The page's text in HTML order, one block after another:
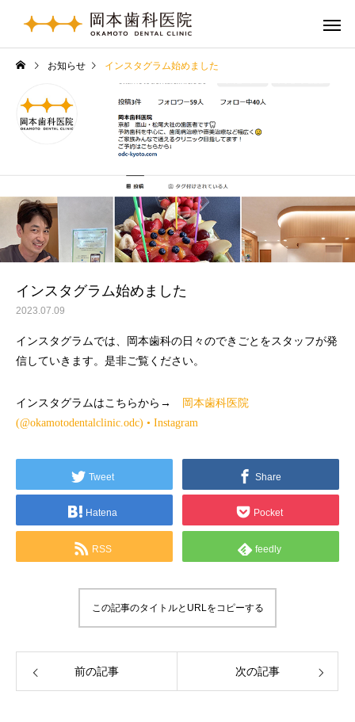
お知らせ インスタグラム始めました
インスタグラム始めました
2023.07.09
インスタグラムでは、岡本歯科の日々のできごとをスタッフが発
信していきます。是非ご覧ください。
インスタグラムはこちらから→
岡本歯科医院
(@okamotodentalclinic.odc) • Instagram
Tweet Share
Hatena Pocket
RSS feedly
この記事のタイトルとURLをコピーする
前の記事 次の記事